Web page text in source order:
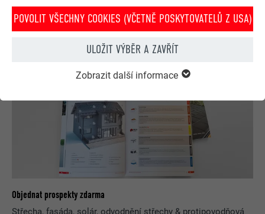
POVOLIT VŠECHNY COOKIES (VČETNĚ POSKYTOVATELŮ Z USA)
ULOŽIT VÝBĚR A ZAVŘÍT
Zobrazit další informace
NYNÍ ZÍSKEJTE INSPIRACI ZDARMA!
Objednat prospekty zdarma
Střecha, fasáda, solár, odvodnění střechy & protipovodňová